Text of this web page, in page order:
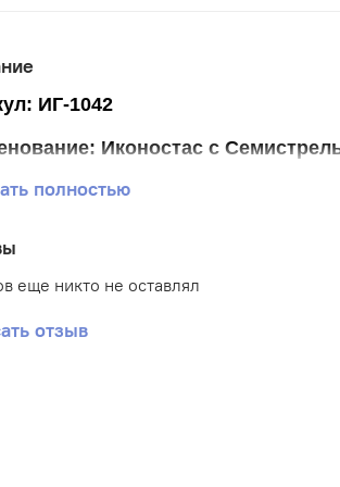
ИГ-1042
Иконостас с
ткани 20*24 см
Иконы
Габардин
полностью
еще никто не оставлял
отзыв